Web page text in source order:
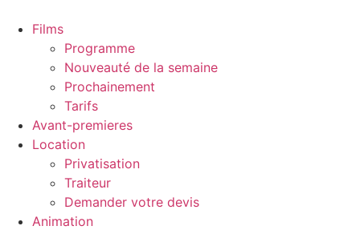
Films
Programme
Nouveauté de la semaine
Prochainement
Tarifs
Avant-premieres
Location
Privatisation
Traiteur
Demander votre devis
Animation